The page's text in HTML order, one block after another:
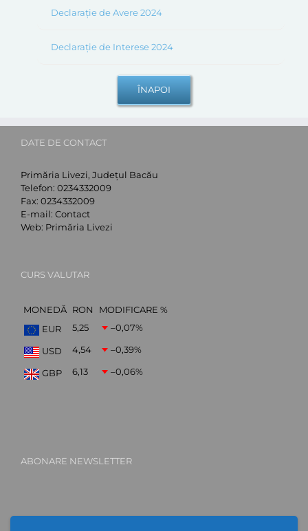
Declarație de Avere 2024
Declarație de Interese 2024
DATE DE CONTACT
Primăria Livezi, Județul Bacău
Telefon: 0234332009
Fax: 0234332009
E-mail: Contact
Web: Primăria Livezi
CURS VALUTAR
MONEDĂ RON
MODIFICARE %
EUR
5,25 –0,07%
USD 4,54 –0,39%
GBP 6,13 –0,06%
ABONARE NEWSLETTER